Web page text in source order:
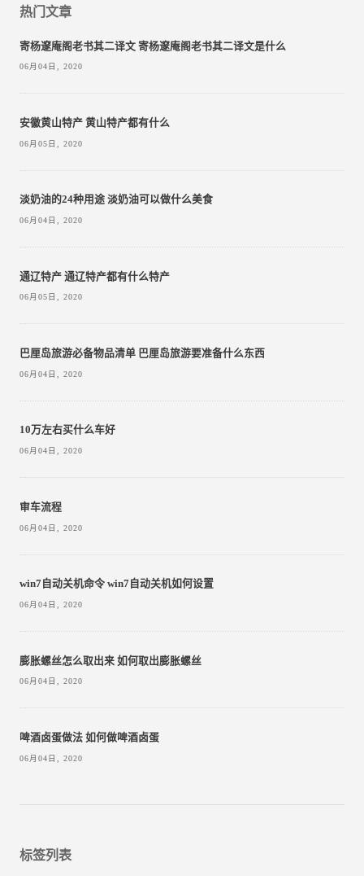
热门文章
寄杨邃庵阁老书其二译文 寄杨邃庵阁老书其二译文是什么
06月04日, 2020
安徽黄山特产 黄山特产都有什么
06月05日, 2020
淡奶油的24种用途 淡奶油可以做什么美食
06月04日, 2020
通辽特产 通辽特产都有什么特产
06月05日, 2020
巴厘岛旅游必备物品清单 巴厘岛旅游要准备什么东西
06月04日, 2020
10万左右买什么车好
06月04日, 2020
审车流程
06月04日, 2020
win7自动关机命令 win7自动关机如何设置
06月04日, 2020
膨胀螺丝怎么取出来 如何取出膨胀螺丝
06月04日, 2020
啤酒卤蛋做法 如何做啤酒卤蛋
06月04日, 2020
标签列表